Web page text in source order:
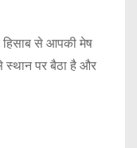
हिसाब से आपकी मेष
स्थान पर बैठा है और